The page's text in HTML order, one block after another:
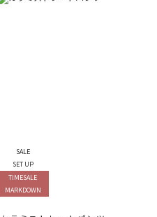
SALE
SET UP
TIMESALE
MARKDOWN